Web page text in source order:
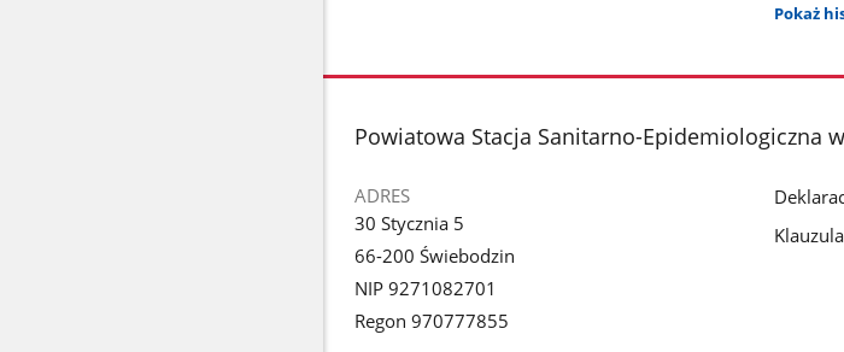
Pokaż
stopka
Powiatowa Stacja Sanitarno-Epidemiologiczna
ADRES
30 Stycznia 5
66-200 Świebodzin
NIP 9271082701
Regon 970777855